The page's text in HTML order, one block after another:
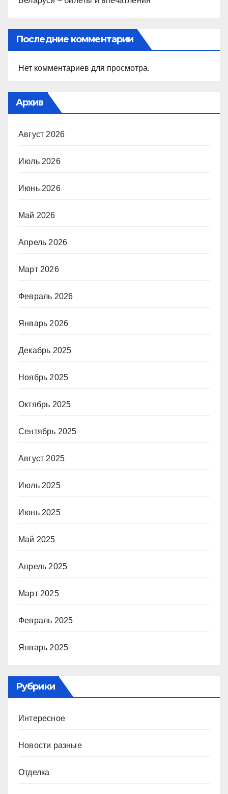
Последние комментарии
Нет комментариев для просмотра.
Архив
Август 2026
Июль 2026
Июнь 2026
Май 2026
Апрель 2026
Март 2026
Февраль 2026
Январь 2026
Декабрь 2025
Ноябрь 2025
Октябрь 2025
Сентябрь 2025
Август 2025
Июль 2025
Июнь 2025
Май 2025
Апрель 2025
Март 2025
Февраль 2025
Январь 2025
Рубрики
Интересное
Новости разные
Отделка